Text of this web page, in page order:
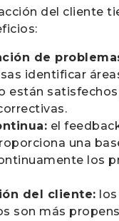
del cliente
de
identificar
están
el
una
los
del cliente:
son más